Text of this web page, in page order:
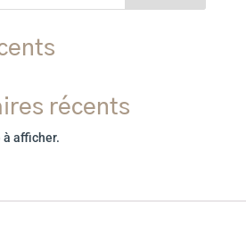
récents
afficher.